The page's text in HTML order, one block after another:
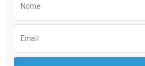
Nome
Email